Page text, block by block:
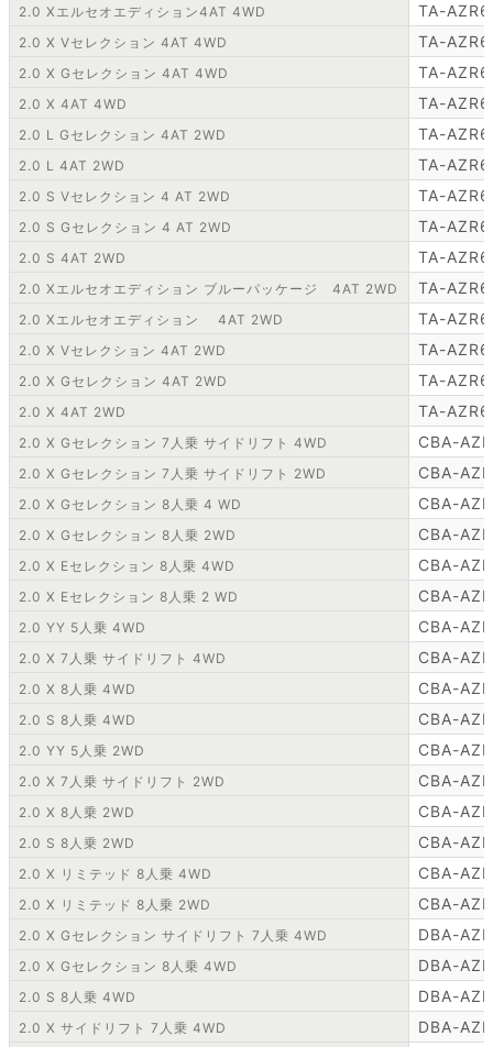
2.0 Xエルセオエディション4AT 4WD TA-
2.0 X Vセレクション 4AT 4WD TA-
2.0 X Gセレクション 4AT 4WD TA-
2.0 X 4AT 4WD TA-
2.0 L Gセレクション 4AT 2WD TA-
2.0 L 4AT 2WD TA-
2.0 S Vセレクション 4 AT 2WD TA-
2.0 S Gセレクション 4 AT 2WD TA-
2.0 S 4AT 2WD TA-
2.0 Xエルセオエディション ブルーパッケージ 4AT 2WD TA-
2.0 Xエルセオエディション 4AT 2WD TA-
2.0 X Vセレクション 4AT 2WD TA-
2.0 X Gセレクション 4AT 2WD TA-
2.0 X 4AT 2WD TA-
2.0 X Gセレクション 7人乗 サイドリフト 4WD CBA-
2.0 X Gセレクション 7人乗 サイドリフト 2WD CBA-
2.0 X Gセレクション 8人乗 4 WD CBA-
2.0 X Gセレクション 8人乗 2WD CBA-
2.0 X Eセレクション 8人乗 4WD CBA-
2.0 X Eセレクション 8人乗 2 WD CBA-
2.0 YY 5人乗 4WD CBA-
2.0 X 7人乗 サイドリフト 4WD CBA-
2.0 X 8人乗 4WD CBA-
2.0 S 8人乗 4WD CBA-
2.0 YY 5人乗 2WD CBA-
2.0 X 7人乗 サイドリフト 2WD CBA-
2.0 X 8人乗 2WD CBA-
2.0 S 8人乗 2WD CBA-
2.0 X リミテッド 8人乗 4WD CBA-
2.0 X リミテッド 8人乗 2WD CBA-
2.0 X Gセレクション サイドリフト 7人乗 4WD DBA-
2.0 X Gセレクション 8人乗 4WD DBA-
2.0 S 8人乗 4WD DBA-
2.0 X サイドリフト 7人乗 4WD DBA-